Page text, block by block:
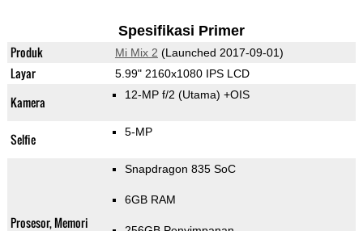
Spesifikasi Primer
Produk Mi Mix 2 (Launched 2017-09-01)
Layar 5.99" 2160x1080 IPS LCD
Kamera 12-MP f/2 (Utama) +OIS
Selfie 5-MP
Prosesor, Memori
Snapdragon 835 SoC
6GB RAM